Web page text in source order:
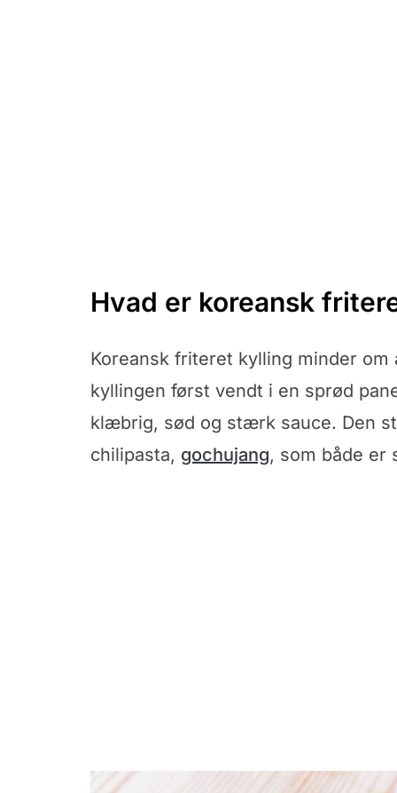
Hvad er koreansk
Koreansk friteret kylling minder
kyllingen først vendt i en sprød
klæbrig, sød og stærk sauce. Den
chilipasta, gochujang, som både er